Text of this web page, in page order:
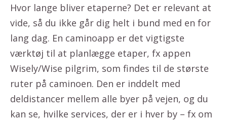
Hvor lange bliver etaperne? Det er relevant at
vide, så du ikke går dig helt i bund med en for
lang dag. En caminoapp er det vigtigste
værktøj til at planlægge etaper, fx appen
Wisely/Wise pilgrim, som findes til de største
ruter på caminoen. Den er inddelt med
deldistancer mellem alle byer på vejen, og du
kan se, hvilke services, der er i hver by – fx om